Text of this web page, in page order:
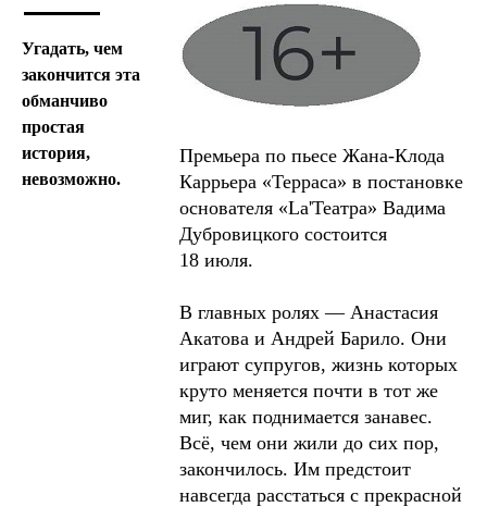
Угадать, чем
закончится эта
обманчиво
простая
история,
невозможно.
Премьера по пьесе Жана-Клода
Каррьера «Терраса» в постановке
основателя «La'Театра» Вадима
Дубровицкого состоится
18 июля.
В главных ролях — Анастасия
Акатова и Андрей Барило. Они
играют супругов, жизнь которых
круто меняется почти в тот же
миг, как поднимается занавес.
Всё, чем они жили до сих пор,
закончилось. Им предстоит
навсегда расстаться с прекрасной